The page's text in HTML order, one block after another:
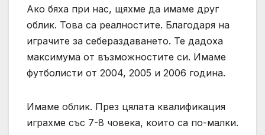
Ако бяха при нас, щяхме да имаме друг
облик. Това са реалностите. Благодаря на
играчите за себераздаването. Те дадоха
максимума от възможностите си. Имаме
футболисти от 2004, 2005 и 2006 година.
Имаме облик. През цялата квалификация
играхме със 7-8 човека, които са по-малки.